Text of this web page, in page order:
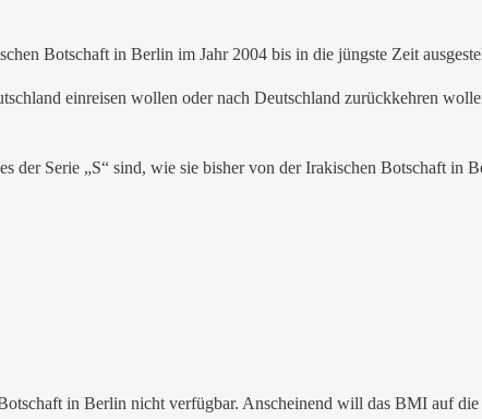
Botschaft in Berlin im Jahr 2004 bis in die jüngste Zeit
einreisen wollen oder nach Deutschland zurückkehren
der Serie „S“ sind, wie sie bisher von der Irakischen Botschaft in
in Berlin nicht verfügbar. Anscheinend will das BMI auf